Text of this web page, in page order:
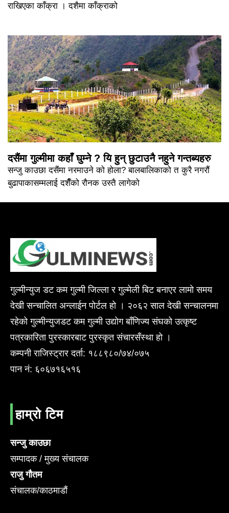
राखिएका काँक्रा । दशैमा काँक्राको
दसैंमा गुल्मीमा कहाँ घुम्ने ? यि हुन् छुटाउनै नहुने गन्तब्यहरु
सन्जु काउछा दसैंमा नरमाउने को होला? बालबालिकाको त कुरै नगरौं
बुढापाकासम्मलाई दशैँको रौनक उस्तै लागेको
गुल्मीन्युज डट कम गुल्मी जिल्ला र गुल्मेली बिट बनाएर लामो समय
देखी सन्चालित अन्लाईन पोर्टल हो । २०६२ साल देखी सन्चालनमा
रहेको गुल्मीन्युजडट कम गुल्मी उद्योग बाँणिज्य संघको उत्कृष्ट
पत्रकारिता पुरस्कारबाट पुरस्कृत संचारसँस्था हो ।
कम्पनी राजिस्ट्रार दर्ता: १८८९८०/७४/०७५
पान नं: ६०६७१६५१६
हाम्रो टिम
सन्जु काउछा
सम्पादक / मुख्य संचालक
राजु गौतम
संचालक/काठमाडौं